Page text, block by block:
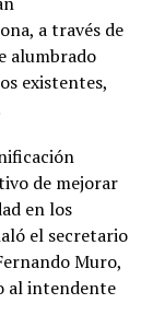
a través de
alumbrado
existentes,
de mejorar
en los
el secretario
Muro,
al intendente